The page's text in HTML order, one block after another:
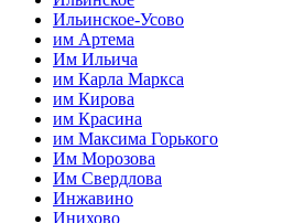
Ильинское-Усово
им Артема
Им Ильича
им Карла Маркса
им Кирова
им Красина
им Максима Горького
Им Морозова
Им Свердлова
Инжавино
Инихово